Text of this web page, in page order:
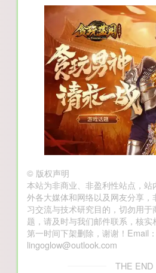
© 版权声明
本站为非商业、非盈利性站点，
外各大媒体和网络以及网友分享
习交流与技术研究目的，切勿用
题，请及时与我们邮件联系，核
第一时间下架删除，谢谢！Email：
lingoglow@outlook.com
THE END